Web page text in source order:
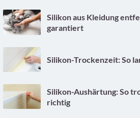
Silikon aus Kleidung
garantiert
Silikon-Trockenzeit: So
Silikon-Aushärtung: So
richtig